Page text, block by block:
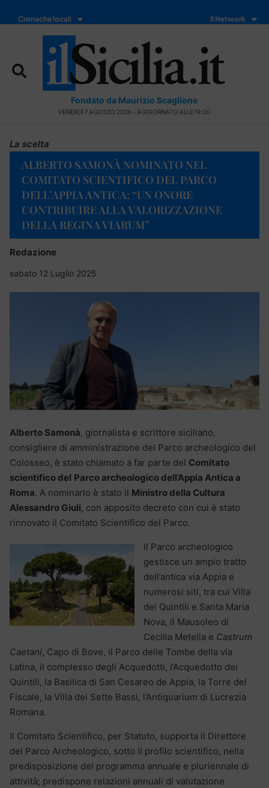
Cronache locali Il Network
Fondato da Maurizio Scaglione
VENERDÌ 7 AGOSTO 2026 - AGGIORNATO ALLE 19:00
La scelta
ALBERTO SAMONÀ NOMINATO NEL
COMITATO SCIENTIFICO DEL PARCO
DELL’APPIA ANTICA: “UN ONORE
CONTRIBUIRE ALLA VALORIZZAZIONE
DELLA REGINA VIARUM”
Redazione
sabato 12 Luglio 2025
Alberto Samonà, giornalista e scrittore siciliano,
consigliere di amministrazione del Parco archeologico del
Colosseo, è stato chiamato a far parte del Comitato
scientifico del Parco archeologico dell’Appia Antica a
Roma. A nominarlo è stato il Ministro della Cultura
Alessandro Giuli, con apposito decreto con cui è stato
rinnovato il Comitato Scientifico del Parco.
Il Parco archeologico
gestisce un ampio tratto
dell’antica via Appia e
numerosi siti, tra cui Villa
dei Quintili e Santa Maria
Nova, il Mausoleo di
Cecilia Metella e Castrum
Caetani, Capo di Bove, il Parco delle Tombe della via
Latina, il complesso degli Acquedotti, l’Acquedotto dei
Quintili, la Basilica di San Cesareo de Appia, la Torre del
Fiscale, la Villa dei Sette Bassi, l’Antiquarium di Lucrezia
Romana.
Il Comitato Scientifico, per Statuto, supporta il Direttore
del Parco Archeologico, sotto il profilo scientifico, nella
predisposizione del programma annuale e pluriennale di
attività; predispone relazioni annuali di valutazione